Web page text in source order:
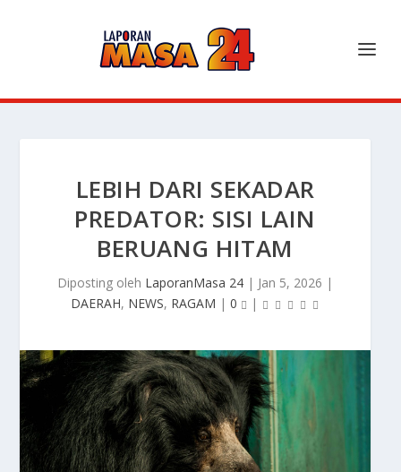
LEBIH DARI SEKADAR
PREDATOR: SISI LAIN
BERUANG HITAM
Diposting oleh LaporanMasa 24 | Jan 5, 2026 |
DAERAH, NEWS, RAGAM | 0 |